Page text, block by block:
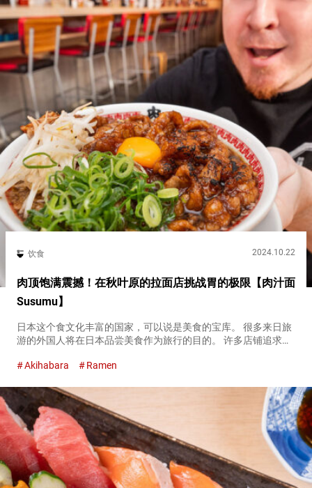
饮食 2024.10.22
肉顶饱满震撼！在秋叶原的拉面店挑战胃的极限【肉汁面
Susumu】
日本这个食文化丰富的国家，可以说是美食的宝库。 很多来日旅
游的外国人将在日本品尝美食作为旅行的目的。 许多店铺追求独
Susumu（Nikujirumen Susumu）』也是其中之一。 『肉汁面等
Akihabara Ramen